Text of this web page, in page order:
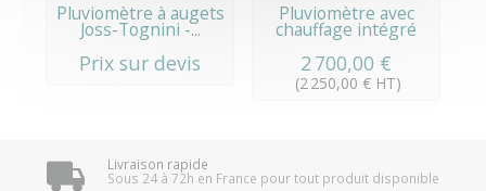
Pluviomètre à augets
Joss-Tognini -...
Prix sur devis
Pluviomètre avec
chauffage intégré
2 700,00 €
(2 250,00 € HT)
Livraison rapide
Sous 24 à 72h en France pour tout produit disponible